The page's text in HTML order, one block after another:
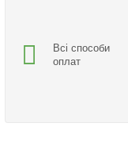
Всі способи
оплат